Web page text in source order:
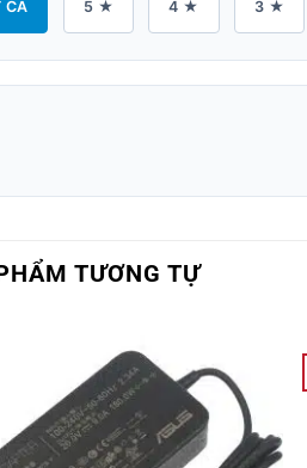
CẢ 5 ★ 4 ★ 3 ★
TƯƠNG TỰ